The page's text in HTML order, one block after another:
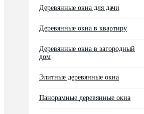
Деревянные окна для дачи
Деревянные окна в квартиру
Деревянные окна в загородный
дом
Элитные деревянные окна
Панорамные деревянные окна